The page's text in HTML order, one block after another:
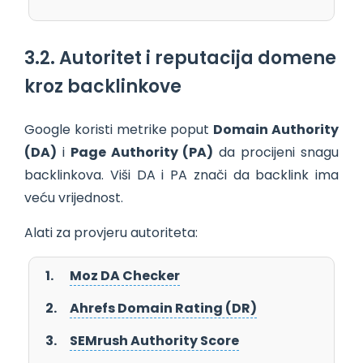
3.2. Autoritet i reputacija domene
kroz backlinkove
Google koristi metrike poput Domain Authority
(DA) i Page Authority (PA) da procijeni snagu
backlinkova. Viši DA i PA znači da backlink ima
veću vrijednost.
Alati za provjeru autoriteta:
Moz DA Checker
Ahrefs Domain Rating (DR)
SEMrush Authority Score